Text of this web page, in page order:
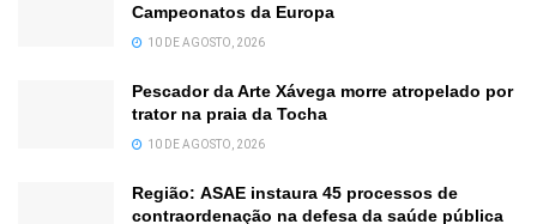
Campeonatos da Europa
10 DE AGOSTO, 2026
Pescador da Arte Xávega morre atropelado por
trator na praia da Tocha
10 DE AGOSTO, 2026
Região: ASAE instaura 45 processos de
contraordenação na defesa da saúde pública